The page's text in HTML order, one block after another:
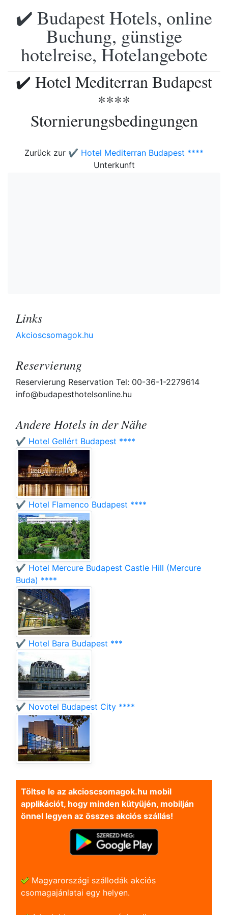
✔️ Budapest Hotels, online
Buchung, günstige
hotelreise, Hotelangebote
✔️ Hotel Mediterran Budapest
****
Stornierungsbedingungen
Zurück zur ✔️ Hotel Mediterran Budapest ****
Unterkunft
Links
Akcioscsomagok.hu
Reservierung
Reservierung Reservation Tel: 00-36-1-2279614
info@budapesthotelsonline.hu
Andere Hotels in der Nähe
✔️ Hotel Gellért Budapest ****
✔️ Hotel Flamenco Budapest ****
✔️ Hotel Mercure Budapest Castle Hill (Mercure
Buda) ****
✔️ Hotel Bara Budapest ***
✔️ Novotel Budapest City ****
Töltse le az akcioscsomagok.hu mobil
applikációt, hogy minden kütyüjén, mobilján
önnel legyen az összes akciós szállás!
Magyarországi szállodák akciós
csomagajánlatai egy helyen.